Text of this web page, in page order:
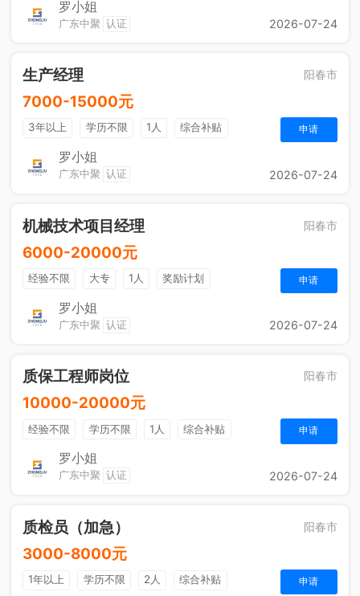
罗小姐
广东中聚 认证 2026-07-24
生产经理 阳春市
7000-15000元
3年以上 学历不限 1人
综合补贴
法定节假日
申请
罗小姐
广东中聚 认证 2026-07-24
机械技术项目经理 阳春市
6000-20000元
经验不限 大专 1人 奖励计划 申请
罗小姐
广东中聚 认证 2026-07-24
质保工程师岗位 阳春市
10000-20000元
经验不限 学历不限 1人
综合补贴
法定节假日
申请
罗小姐
广东中聚 认证 2026-07-24
质检员（加急） 阳春市
3000-8000元
1年以上 学历不限 2人
综合补贴
申请